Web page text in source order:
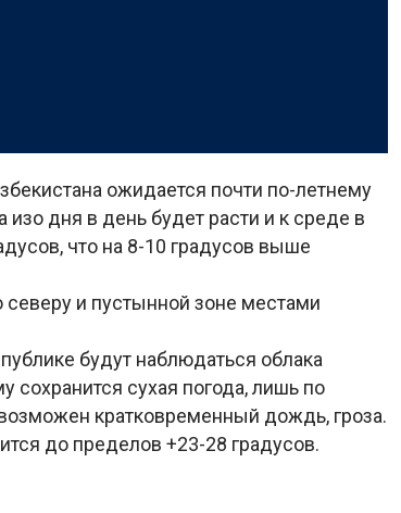
ожидается почти по-летнему
изо дня в день будет расти и к среде в
что на 8-10 градусов выше
северу и пустынной зоне местами
будут наблюдаться облака
сохранится сухая погода, лишь по
кратковременный дождь, гроза.
до пределов +23-28 градусов.